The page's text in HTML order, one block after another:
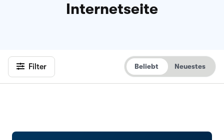
Internetseite
Filter Beliebt Neuestes